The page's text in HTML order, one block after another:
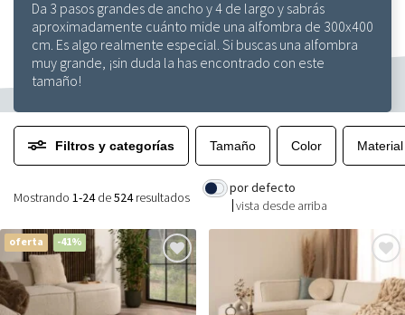
Da 3 pasos grandes de ancho y 4 de largo y sabrás
aproximadamente cuánto mide una alfombra de 300x400
cm. Es algo realmente especial. Si buscas una alfombra
muy grande, ¡sin duda la has encontrado con este
tamaño!
Filtros y categorías Tamaño Color Material
por defecto
vista desde arriba
Mostrando 1-24de524resultados
oferta -41%